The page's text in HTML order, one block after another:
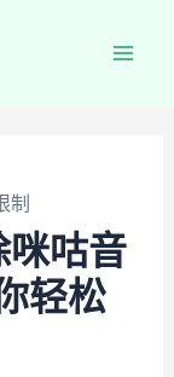
制
咪咕音
轻松